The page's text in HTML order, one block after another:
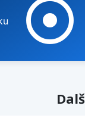
adjust